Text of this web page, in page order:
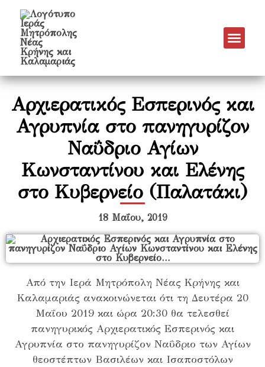
Αρχιερατικός Εσπερινός και
Αγρυπνία στο πανηγυρίζον
Ναΰδριο Αγίων
Κωνσταντίνου και Ελένης
στο Κυβερνείο (Παλατάκι)
18 Μαΐου, 2019
Από την Ιερά Μητρόπολη Νέας Κρήνης και
Καλαμαριάς ανακοινώνεται ότι τη Δευτέρα 20
Μαΐου 2019 και ώρα 20:30 θα τελεσθεί
πανηγυρικός Αρχιερατικός Εσπερινός και
Αγρυπνία στο πανηγυρίζον Ναΰδριο των Αγίων
θεοστέπτων Βασιλέων και Ισαποστόλων